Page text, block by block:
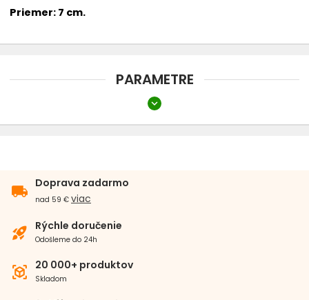
Náhubky
Oblečenie chevron_right
Topánky
Chovateľské vysávače THOMAS
Priemer: 7 cm.
PARAMETRE
Dentálne
Materiál
expand_more
local_shipping
Doprava zadarmo
nad 59 € viac
rocket_launch Rýchle doručenie
Odošleme do 24h
view_in_ar 20 000+ produktov
Skladom